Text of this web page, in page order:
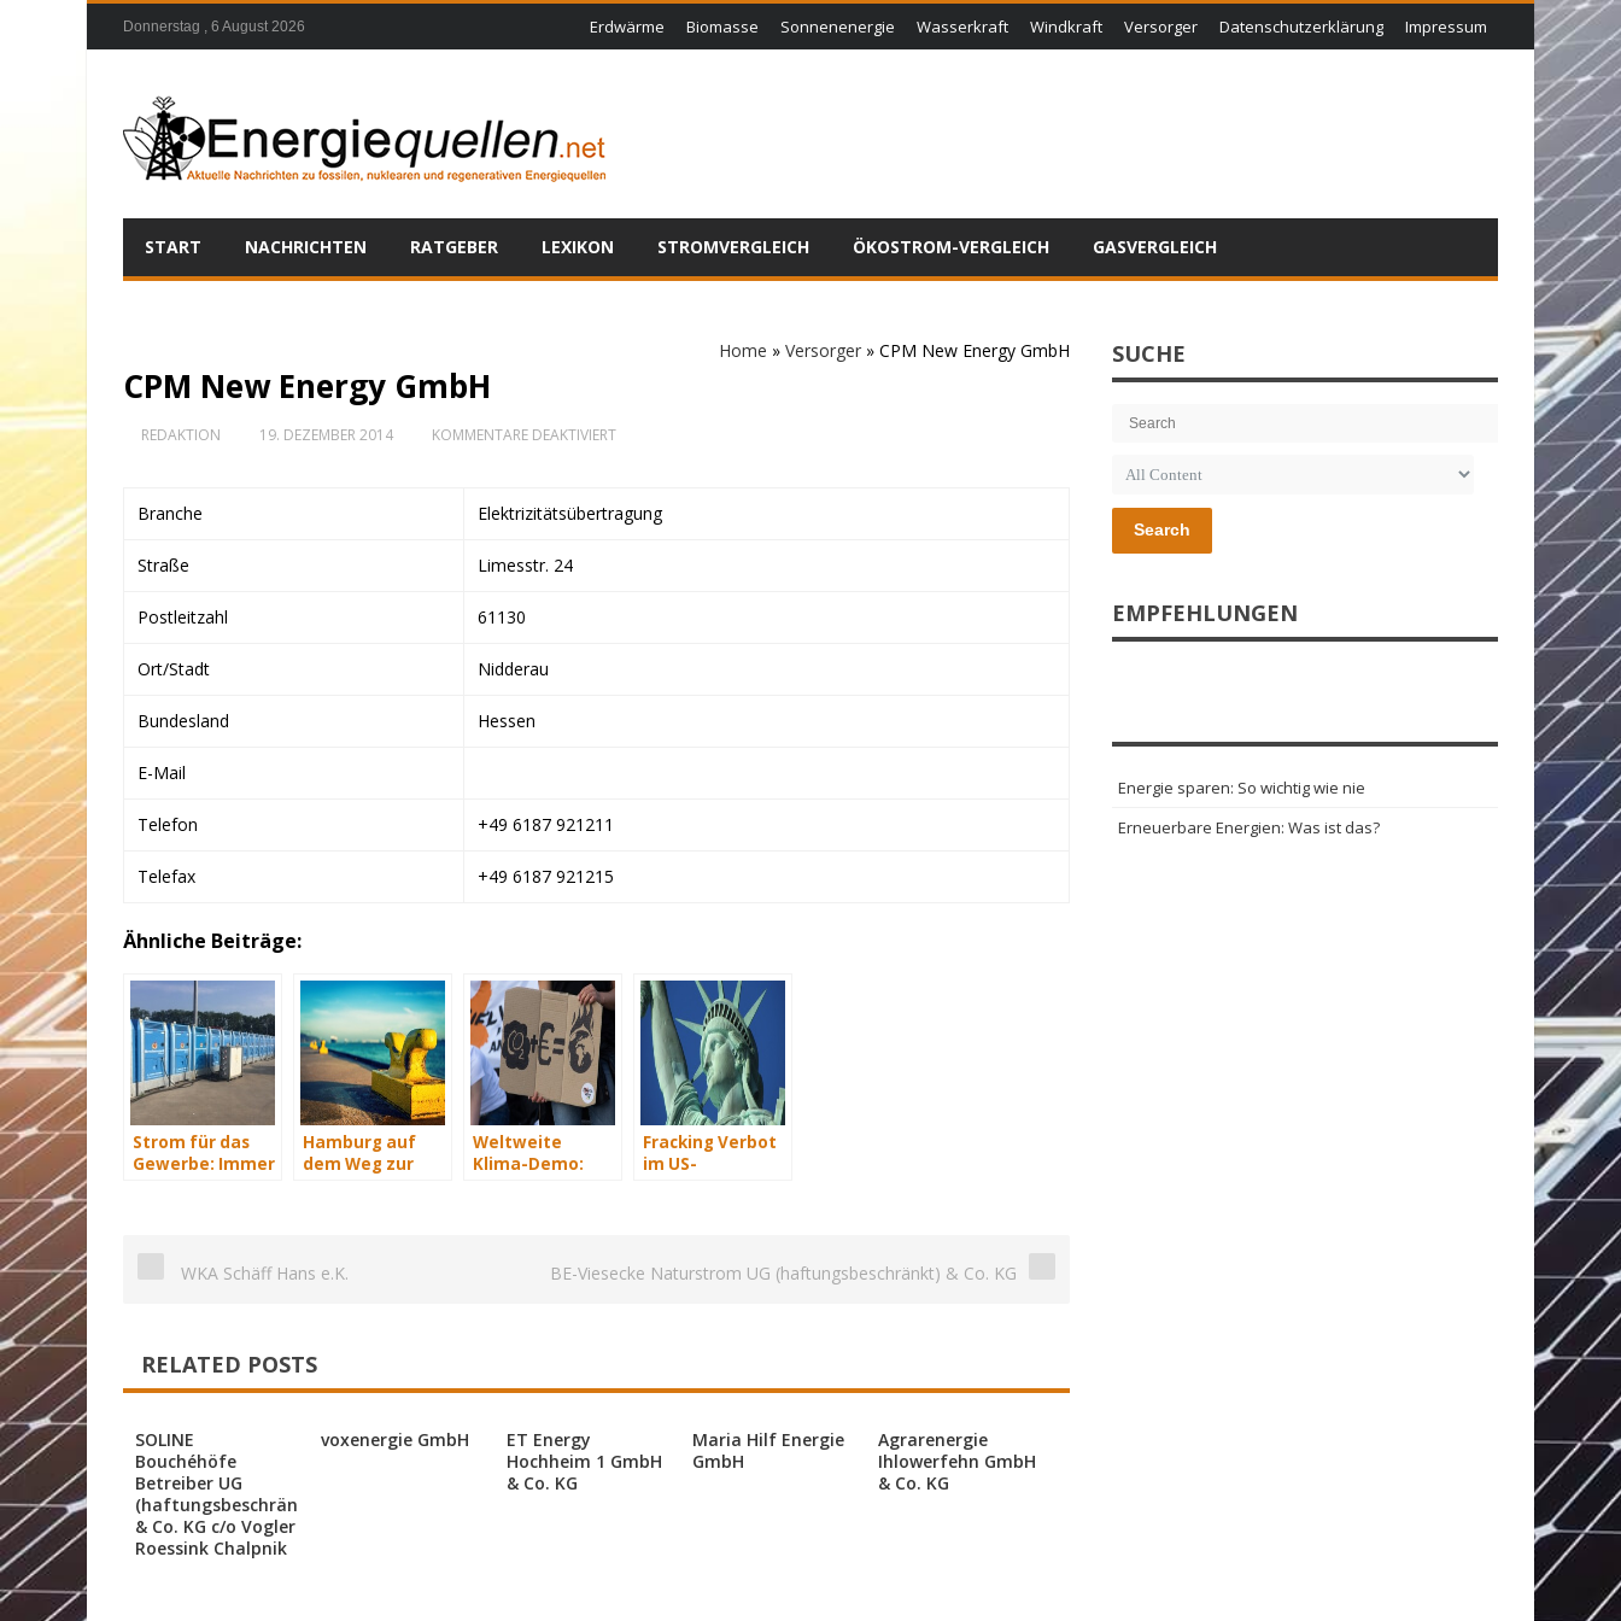
Donnerstag , 6 August 2026 Erdwärme Biomasse Sonnenenergie Wasserkraft Windkraft Versorger Datenschutzerklärung Impressum
START NACHRICHTEN RATGEBER LEXIKON STROMVERGLEICH ÖKOSTROM-VERGLEICH GASVERGLEICH
Home » Versorger » CPM New Energy GmbH
CPM New Energy GmbH
REDAKTION 19. DEZEMBER 2014 KOMMENTARE DEAKTIVIERTFÜR
GMBH
Branche Elektrizitätsübertragung
Straße Limesstr. 24
Postleitzahl 61130
Ort/Stadt Nidderau
Bundesland Hessen
E-Mail
Telefon +49 6187 921211
Telefax +49 6187 921215
Ähnliche Beiträge:
Strom für das
Gewerbe: Immer
Hamburg auf
dem Weg zur
Weltweite
Klima-Demo:
Fracking Verbot
im US-
WKA Schäff Hans e.K. BE-Viesecke Naturstrom UG (haftungsbeschränkt) & Co. KG
RELATED POSTS
SOLINE
Bouchéhöfe
Betreiber UG
(haftungsbeschränkt)
& Co. KG c/o Vogler
Roessink Chalpnik
voxenergie GmbH
ET Energy
Hochheim 1 GmbH
& Co. KG
Maria Hilf Energie
GmbH
Agrarenergie
Ihlowerfehn GmbH
& Co. KG
SUCHE
Search
EMPFEHLUNGEN
Energie sparen: So wichtig wie nie
Erneuerbare Energien: Was ist das?